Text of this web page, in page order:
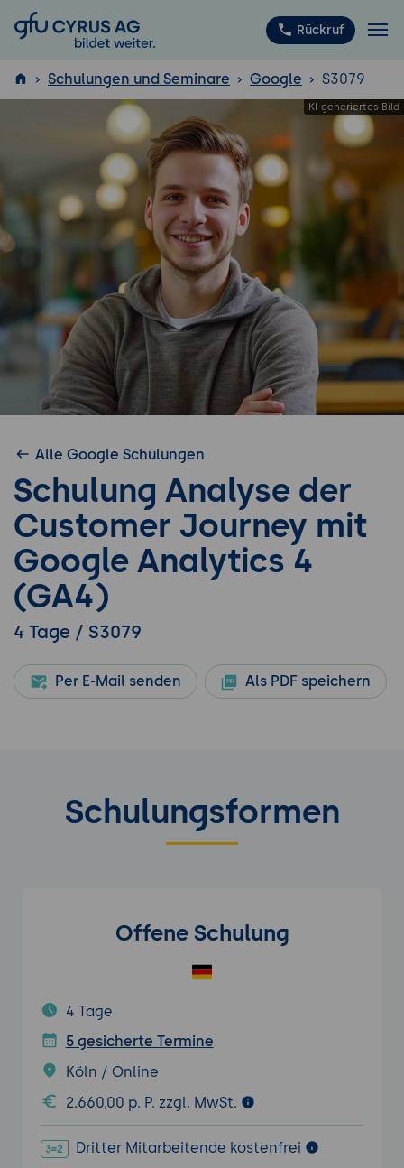
GFU Cyrus AG Rückruf
ISTQB ®
Schulungen und Seminare Google S3079
Alle Google Schulungen
Schulung Analyse der
Customer Journey mit
Google Analytics 4
(GA4)
4 Tage / S3079
Per E-Mail senden Als PDF speichern
Schulungsformen
Offene Schulung
4 Tage
5 gesicherte Termine
Köln / Online
2.660,00 p. P. zzgl. MwSt.
Dritter Mitarbeitende kostenfrei